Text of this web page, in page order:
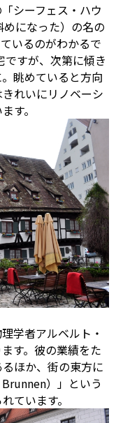
シーフェス・ハウ
になった）の名の
いるのがわかるで
ですが、次第に傾き
眺めていると方向
れいにリノベーシ
す。
学者アルベルト・
す。彼の業績をた
ほか、街の東方に
）」という
ています。